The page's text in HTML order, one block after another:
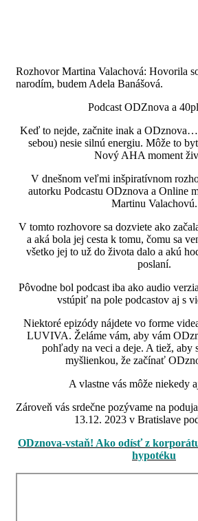
Rozhovor Martina Valachová: Hovorila
narodím, budem Adela Banášová.
Podcast ODZnova a
Keď to nejde, začnite inak a
sebou) nesie silnú energiu. Môže to
Nový AHA moment
V dnešnom veľmi inšpiratívnom
autorku Podcastu ODznova a Online
Martinu Valachovú.
V tomto rozhovore sa dozviete ako
a aká bola jej cesta k tomu, čomu sa
všetko jej to už do života dalo a akú
poslaní.
Pôvodne bol podcast iba ako audio
vstúpiť na pole podcastov aj s
Niektoré epizódy nájdete vo forme
LUVIVA. Želáme vám, aby vám
pohľady na veci a deje. A tiež, aby
myšlienkou, že začínať
A vlastne vás môže niekedy
Zároveň vás srdečne pozývame na
13.12. 2023 v Bratislave
ODznova-vstaň! Ako odísť z
hypotéku